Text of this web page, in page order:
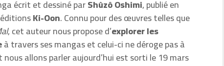
écrit et dessiné parShûzô Oshimi, publié en
Ki-Oon. Connu pour des œuvres telles que
, cet auteur nous propose d’explorer les
à travers ses mangas et celui-ci ne déroge pas à
allons parler aujourd’hui est sorti le 19 mars